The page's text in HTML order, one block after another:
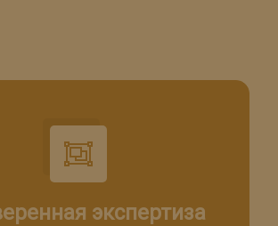
экспертиза